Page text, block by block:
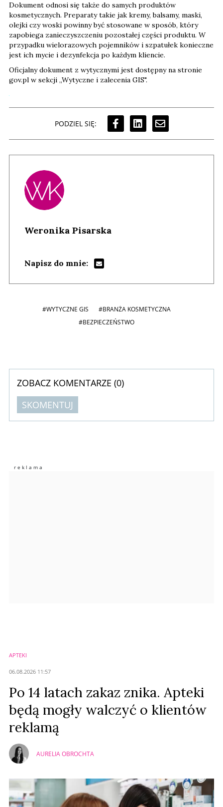
Dokument odnosi się także do samych produktów
kosmetycznych. Preparaty takie jak kremy, balsamy, maski,
olejki czy woski powinny być stosowane w sposób, który
zapobiega zanieczyszczeniu pozostałej części produktu. W
przypadku wielorazowych pojemników i szpatułek konieczne
jest ich mycie i dezynfekcja po każdym kliencie.
Oficjalny dokument z wytycznymi jest dostępny na stronie
gov.pl w sekcji „Wytyczne i zalecenia GIS".
PODZIEL SIĘ:
Weronika Pisarska
Napisz do mnie:
#WYTYCZNE GIS
#BRANŻA KOSMETYCZNA
#BEZPIECZEŃSTWO
ZOBACZ KOMENTARZE (0)
SKOMENTUJ
Imię (Wymagane)
APTEKI
06.08.2026 11:57
Po 14 latach zakaz znika. Apteki
będą mogły walczyć o klientów
reklamą
AURELIA OBROCHTA